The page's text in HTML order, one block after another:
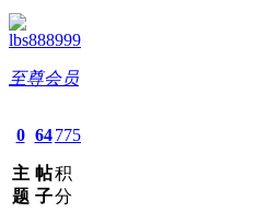
lbs888999
至尊会员
0
主
题
64
帖
子
775
积
分